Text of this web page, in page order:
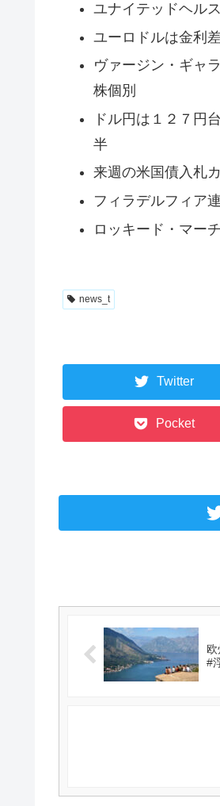
ユナイテッドヘル
ユーロドルは金利
ヴァージン・ギャ
株個別
ドル円は１２７円
半
来週の米国債入札
フィラデルフィア
ロッキード・マー
news_t
Twitter
Pocket
欧
#